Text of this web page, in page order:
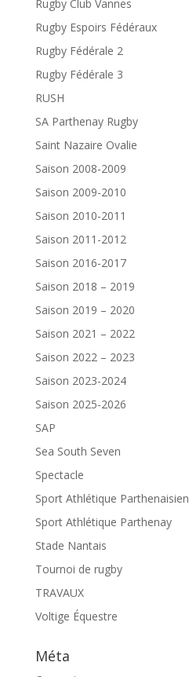
Rugby Club Vannes
Rugby Espoirs Fédéraux
Rugby Fédérale 2
Rugby Fédérale 3
RUSH
SA Parthenay Rugby
Saint Nazaire Ovalie
Saison 2008-2009
Saison 2009-2010
Saison 2010-2011
Saison 2011-2012
Saison 2016-2017
Saison 2018 – 2019
Saison 2019 – 2020
Saison 2021 – 2022
Saison 2022 – 2023
Saison 2023-2024
Saison 2025-2026
SAP
Sea South Seven
Spectacle
Sport Athlétique Parthenaisien
Sport Athlétique Parthenay
Stade Nantais
Tournoi de rugby
TRAVAUX
Voltige Équestre
Méta